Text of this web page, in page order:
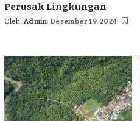
Perusak Lingkungan
Posted
Oleh: Admin Desember 19, 2024